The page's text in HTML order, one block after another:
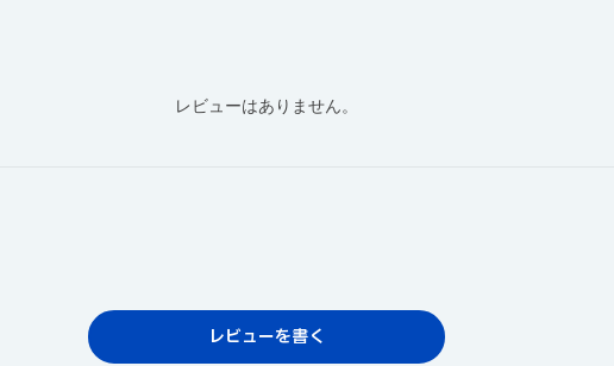
レビューはありません。
レビューを書く